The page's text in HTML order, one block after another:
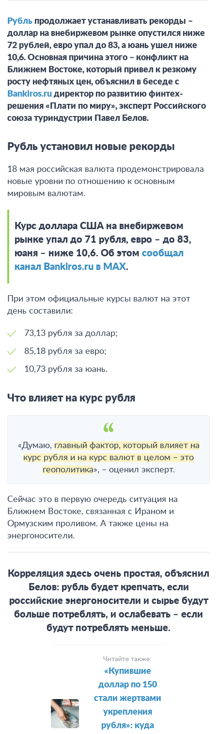
Рубль продолжает устанавливать рекорды –
доллар на внебиржевом рынке опустился ниже
72 рублей, евро упал до 83, а юань ушел ниже
10,6. Основная причина этого – конфликт на
Ближнем Востоке, который привел к резкому
росту нефтяных цен, объяснил в беседе с
Bankiros.ru директор по развитию финтех-
решения «Плати по миру», эксперт Российского
союза туриндустрии Павел Белов.
Рубль установил новые рекорды
18 мая российская валюта продемонстрировала
новые уровни по отношению к основным
мировым валютам.
Курс доллара США на внебиржевом
рынке упал до 71 рубля, евро – до 83,
юаня – ниже 10,6. Об этом сообщал
канал Bankiros.ru в MAX.
При этом официальные курсы валют на этот
день составили:
73,13 рубля за доллар;
85,18 рубля за евро;
10,73 рубля за юань.
Что влияет на курс рубля
«Думаю, главный фактор, который влияет на
курс рубля и на курс валют в целом – это
геополитика», – оценил эксперт.
Сейчас это в первую очередь ситуация на
Ближнем Востоке, связанная с Ираном и
Ормузским проливом. А также цены на
энергоносители.
Корреляция здесь очень простая, объяснил
Белов: рубль будет крепчать, если
российские энергоносители и сырье будут
больше потреблять, и ослабевать – если
будут потреблять меньше.
Читайте также:
«Купившие
доллар по 150
стали жертвами
укрепления
рубля»: куда